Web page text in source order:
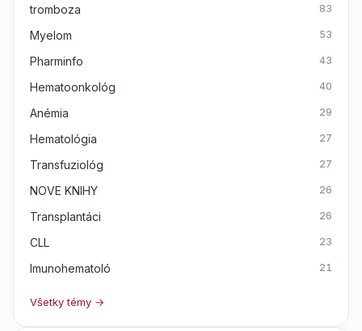
tromboza 83
Myelom 53
Pharminfo 43
Hematoonkológ 40
Anémia 29
Hematológia 27
Transfuziológ 27
NOVE KNIHY 26
Transplantáci 26
CLL 23
Imunohematoló 21
Všetky témy →